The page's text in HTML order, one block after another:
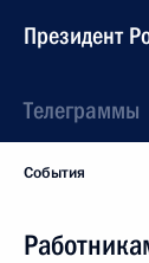
Президент
Телеграммы
События